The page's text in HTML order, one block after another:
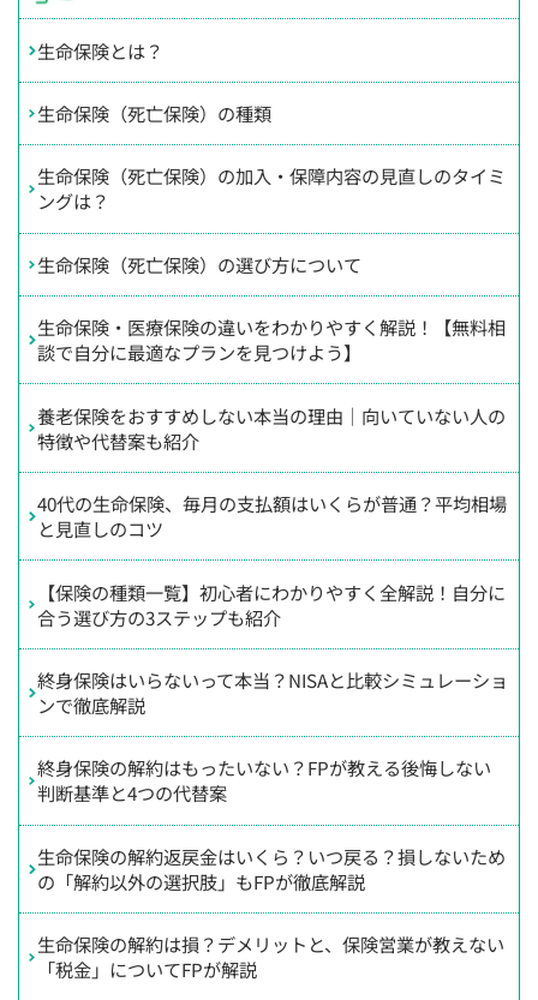
生命保険とは？
生命保険（死亡保険）の種類
生命保険（死亡保険）の加入・保障内容の見直しのタイミ
ングは？
生命保険（死亡保険）の選び方について
生命保険・医療保険の違いをわかりやすく解説！【無料相
談で自分に最適なプランを見つけよう】
養老保険をおすすめしない本当の理由｜向いていない人の
特徴や代替案も紹介
40代の生命保険、毎月の支払額はいくらが普通？平均相場
と見直しのコツ
【保険の種類一覧】初心者にわかりやすく全解説！自分に
合う選び方の3ステップも紹介
終身保険はいらないって本当？NISAと比較シミュレーショ
ンで徹底解説
終身保険の解約はもったいない？FPが教える後悔しない
判断基準と4つの代替案
生命保険の解約返戻金はいくら？いつ戻る？損しないため
の「解約以外の選択肢」もFPが徹底解説
生命保険の解約は損？デメリットと、保険営業が教えない
「税金」についてFPが解説